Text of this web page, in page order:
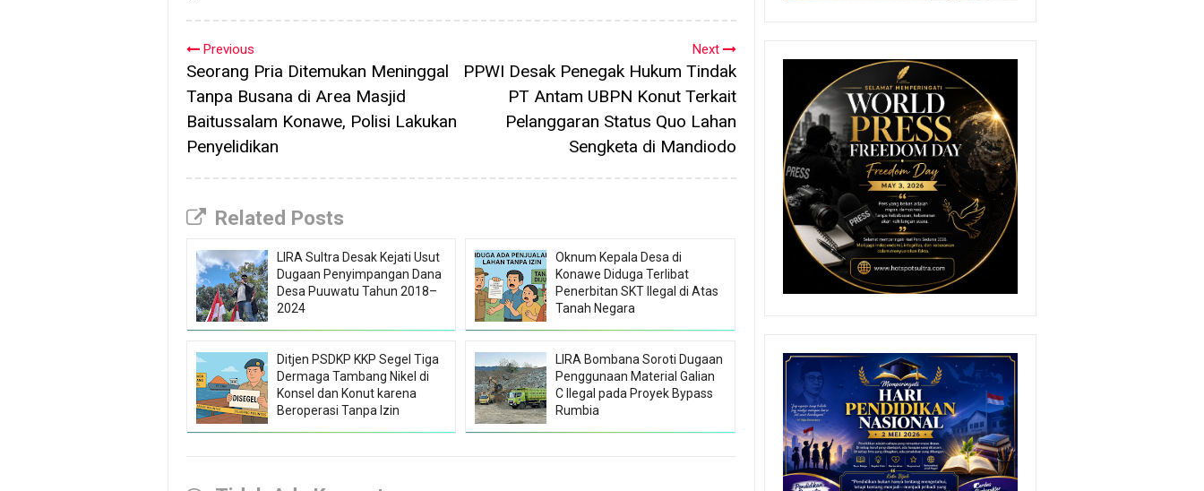
Next
PPWI Desak Penegak Hukum Tindak
PT Antam UBPN Konut Terkait
Pelanggaran Status Quo Lahan
Sengketa di Mandiodo
Previous
Seorang Pria Ditemukan Meninggal
Tanpa Busana di Area Masjid
Baitussalam Konawe, Polisi Lakukan
Penyelidikan
Related Posts
LIRA Sultra Desak Kejati Usut
Dugaan Penyimpangan Dana
Desa Puuwatu Tahun 2018–
2024
Oknum Kepala Desa di
Konawe Diduga Terlibat
Penerbitan SKT Ilegal di Atas
Tanah Negara
Ditjen PSDKP KKP Segel Tiga
Dermaga Tambang Nikel di
Konsel dan Konut karena
Beroperasi Tanpa Izin
LIRA Bombana Soroti Dugaan
Penggunaan Material Galian
C Ilegal pada Proyek Bypass
Rumbia